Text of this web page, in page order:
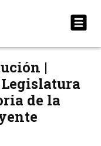
|
de la